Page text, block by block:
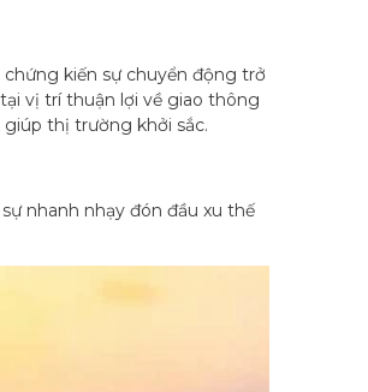
kiến sự chuyển động trở
vị trí thuận lợi về giao thông
thị trường khởi sắc.
nhanh nhạy đón đầu xu thế